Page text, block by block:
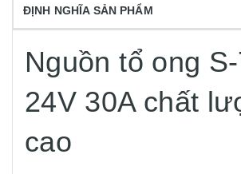
ĐỊNH NGHĨA SẢN PHẨM
Nguồn tổ ong
24V 30A chất
cao